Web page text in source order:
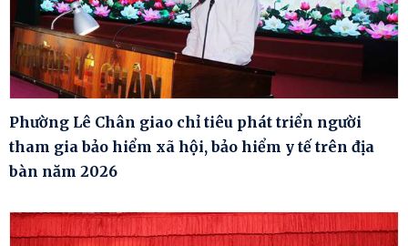
Phường Lê Chân giao chỉ tiêu phát triển người
tham gia bảo hiểm xã hội, bảo hiểm y tế trên địa
bàn năm 2026